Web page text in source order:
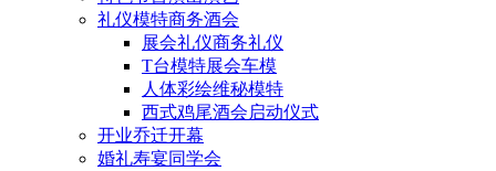
礼仪模特商务酒会
展会礼仪商务礼仪
T台模特展会车模
人体彩绘维秘模特
西式鸡尾酒会启动仪式
开业乔迁开幕
婚礼寿宴同学会